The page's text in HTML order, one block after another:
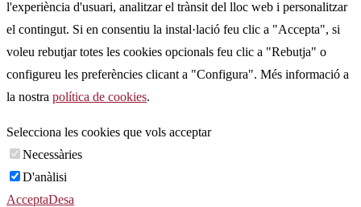
l'experiència d'usuari, analitzar el trànsit del lloc web i personalitzar
el contingut. Si en consentiu la instal·lació feu clic a "Accepta", si
voleu rebutjar totes les cookies opcionals feu clic a "Rebutja" o
configureu les preferències clicant a "Configura". Més informació a
la nostra política de cookies.
Selecciona les cookies que vols acceptar
Necessàries
D'anàlisi
AcceptaDesa